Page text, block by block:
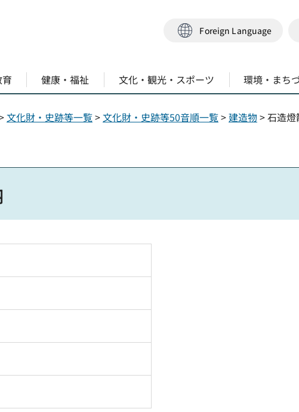
Foreign Language
健康・福祉 文化・観光・スポーツ 環境・まち
文化財・史跡等一覧>文化財・史跡等50音順一覧>建造物> 石造